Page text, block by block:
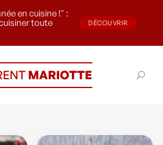
en cuisine !" :
toute
DÉCOUVRIR